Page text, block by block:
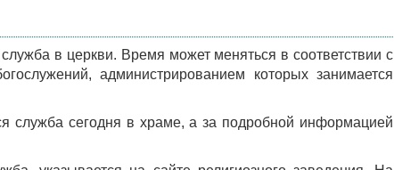
в церкви. Время может меняться в соответствии с
администрированием которых занимается
служба сегодня в храме, а за подробной информацией